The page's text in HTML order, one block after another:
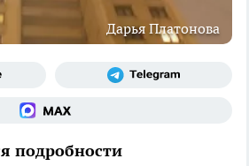
Дарья Платонова
подробности